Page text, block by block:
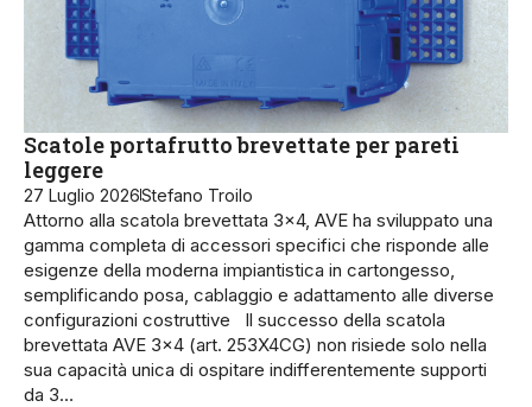
Scatole portafrutto brevettate per pareti
leggere
27 Luglio 2026Stefano Troilo
Attorno alla scatola brevettata 3×4, AVE ha sviluppato una
gamma completa di accessori specifici che risponde alle
esigenze della moderna impiantistica in cartongesso,
semplificando posa, cablaggio e adattamento alle diverse
configurazioni costruttive Il successo della scatola
brevettata AVE 3×4 (art. 253X4CG) non risiede solo nella
sua capacità unica di ospitare indifferentemente supporti
da 3…